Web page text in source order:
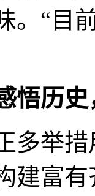
。“目
悟历
举措
建富